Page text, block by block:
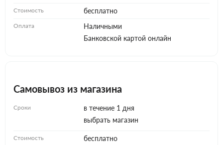
Стоимость бесплатно
Оплата
Наличными
Банковской картой онлайн
Самовывоз из магазина
Сроки
в течение 1 дня
выбрать магазин
Стоимость бесплатно